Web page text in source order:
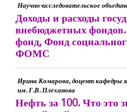
Научно-исследовательское
Доходы и расходы
внебюджетных
фонд, Фонд
ФОМС
Ирина Комарова, доцент кафедры
им. Г.В. Плеханова
Нефть за 100. Что это